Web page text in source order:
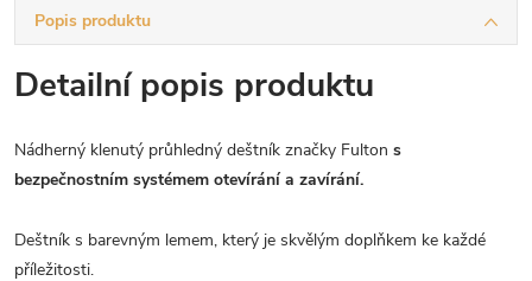
Popis produktu
Detailní popis produktu
Nádherný klenutý průhledný deštník značky Fulton s
bezpečnostním systémem otevírání a zavírání.
Deštník s barevným lemem, který je skvělým doplňkem ke každé
příležitosti.